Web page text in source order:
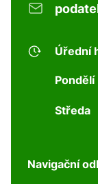
Úřední
Pondělí
Středa
Navigační